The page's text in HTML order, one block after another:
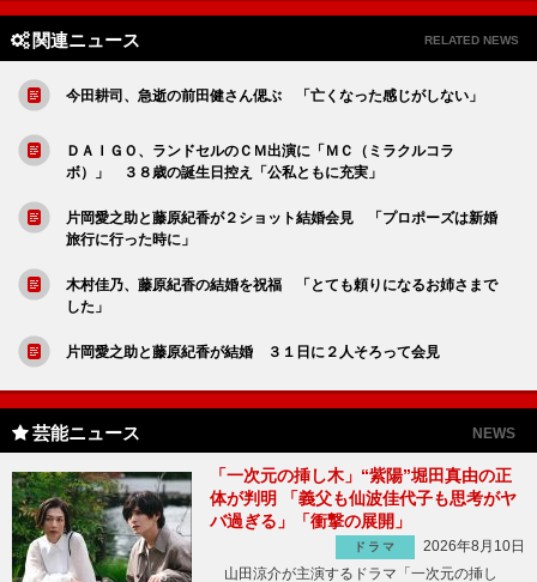
関連ニュース RELATED NEWS
今田耕司、急逝の前田健さん偲ぶ 「亡くなった感じがしない」
ＤＡＩＧＯ、ランドセルのＣＭ出演に「ＭＣ（ミラクルコラ
ボ）」 ３８歳の誕生日控え「公私ともに充実」
片岡愛之助と藤原紀香が２ショット結婚会見 「プロポーズは新婚
旅行に行った時に」
木村佳乃、藤原紀香の結婚を祝福 「とても頼りになるお姉さまで
した」
片岡愛之助と藤原紀香が結婚 ３１日に２人そろって会見
芸能ニュース NEWS
「一次元の挿し木」“紫陽”堀田真由の正
体が判明 「義父も仙波佳代子も思考がヤ
バ過ぎる」「衝撃の展開」
ドラマ
2026年8月10日
山田涼介が主演するドラマ「一次元の挿し